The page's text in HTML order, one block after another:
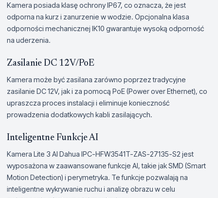
Kamera posiada klasę ochrony IP67, co oznacza, że jest
odporna na kurz i zanurzenie w wodzie. Opcjonalna klasa
odporności mechanicznej IK10 gwarantuje wysoką odporność
na uderzenia.
Zasilanie DC 12V/PoE
Kamera może być zasilana zarówno poprzez tradycyjne
zasilanie DC 12V, jak i za pomocą PoE (Power over Ethernet), co
upraszcza proces instalacji i eliminuje konieczność
prowadzenia dodatkowych kabli zasilających.
Inteligentne Funkcje AI
Kamera Lite 3 AI Dahua IPC-HFW3541T-ZAS-27135-S2 jest
wyposażona w zaawansowane funkcje AI, takie jak SMD (Smart
Motion Detection) i perymetryka. Te funkcje pozwalają na
inteligentne wykrywanie ruchu i analizę obrazu w celu